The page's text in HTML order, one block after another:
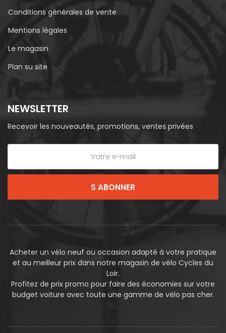
Conditions générales de vente
Mentions légales
Le magasin
Plan su site
NEWSLETTER
Recevoir les nouveautés, promotions, ventes privées
S ABONNER
Acheter un vélo neuf ou occasion adapté à votre pratique
et au meilleur prix dans notre magasin de vélo Cycles du
Loir.
Profitez de prix promo pour faire des économies sur votre
budget voiture avec toute une gamme de vélo pas cher.